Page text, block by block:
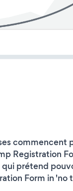
commencent
Registration
prétend
Form in 'no